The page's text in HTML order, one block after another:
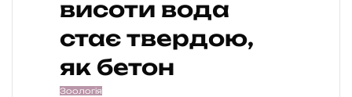
висоти вода
стає твердою,
як бетон
Зоологія